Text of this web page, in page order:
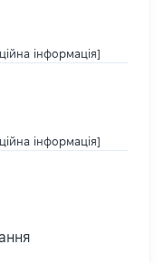
інформація]
інформація]